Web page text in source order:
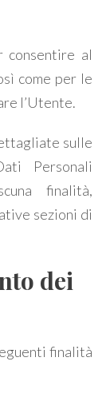
consentire al
come per le
l’Utente.
sulle
Personali
finalità,
sezioni di
dei
finalità